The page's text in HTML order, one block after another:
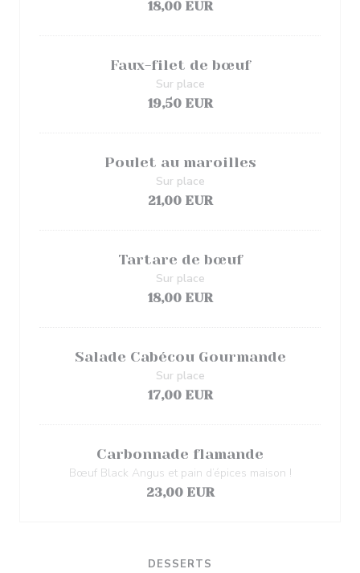
18,00 EUR
Faux-filet de bœuf
19,50 EUR
Sur place
Poulet au maroilles
21,00 EUR
Sur place
Tartare de bœuf
18,00 EUR
Sur place
Salade Cabécou Gourmande
17,00 EUR
Sur place
Carbonnade flamande
Bœuf Black Angus et pain d’épices maison !
23,00 EUR
DESSERTS